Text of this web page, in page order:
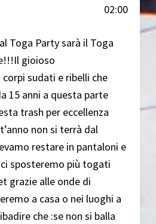
02:00
Toga Party sarà il Toga
gioioso
sudati e ribelli che
15 anni a questa parte
trash per eccellenza
non si terrà dal
restare in pantaloni e
sposteremo più togati
grazie alle onde di
a casa o nei luoghi a
che :se non si balla